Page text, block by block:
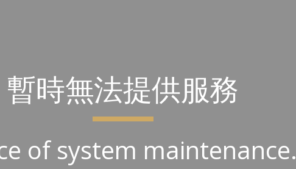
暫時無法提供服務
of system maintenance.